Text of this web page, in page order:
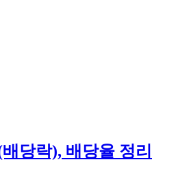
당락), 배당율 정리